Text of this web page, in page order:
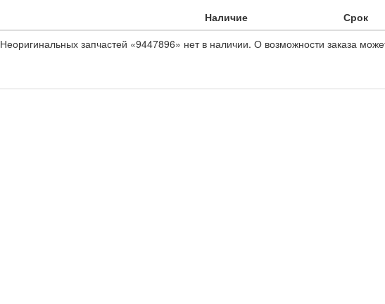
Наличие Срок
Неоригинальных запчастей «9447896» нет в наличии. О возможности заказа